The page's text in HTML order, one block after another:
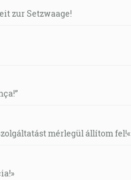
zur Setzwaage!
mérlegül állítom fel!«